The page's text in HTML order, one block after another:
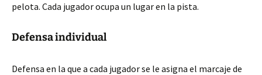
pelota. Cada jugador ocupa un lugar en la pista.
Defensa individual
Defensa en la que a cada jugador se le asigna el marcaje de